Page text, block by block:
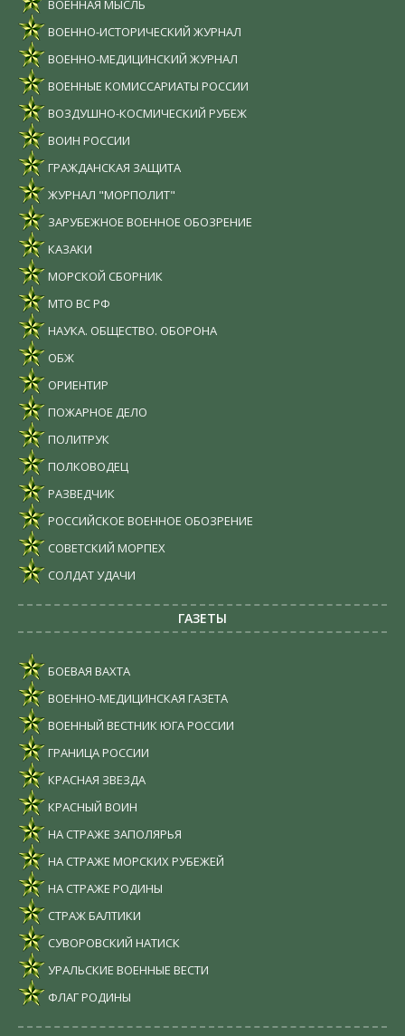
ВОЕННАЯ МЫСЛЬ
ВОЕННО-ИСТОРИЧЕСКИЙ ЖУРНАЛ
ВОЕННО-МЕДИЦИНСКИЙ ЖУРНАЛ
ВОЕННЫЕ КОМИССАРИАТЫ РОССИИ
ВОЗДУШНО-КОСМИЧЕСКИЙ РУБЕЖ
ВОИН РОССИИ
ГРАЖДАНСКАЯ ЗАЩИТА
ЖУРНАЛ "МОРПОЛИТ"
ЗАРУБЕЖНОЕ ВОЕННОЕ ОБОЗРЕНИЕ
КАЗАКИ
МОРСКОЙ СБОРНИК
МТО ВС РФ
НАУКА. ОБЩЕСТВО. ОБОРОНА
ОБЖ
ОРИЕНТИР
ПОЖАРНОЕ ДЕЛО
ПОЛИТРУК
ПОЛКОВОДЕЦ
РАЗВЕДЧИК
РОССИЙСКОЕ ВОЕННОЕ ОБОЗРЕНИЕ
СОВЕТСКИЙ МОРПЕХ
СОЛДАТ УДАЧИ
ГАЗЕТЫ
БОЕВАЯ ВАХТА
ВОЕННО-МЕДИЦИНСКАЯ ГАЗЕТА
ВОЕННЫЙ ВЕСТНИК ЮГА РОССИИ
ГРАНИЦА РОССИИ
КРАСНАЯ ЗВЕЗДА
КРАСНЫЙ ВОИН
НА СТРАЖЕ ЗАПОЛЯРЬЯ
НА СТРАЖЕ МОРСКИХ РУБЕЖЕЙ
НА СТРАЖЕ РОДИНЫ
СТРАЖ БАЛТИКИ
СУВОРОВСКИЙ НАТИСК
УРАЛЬСКИЕ ВОЕННЫЕ ВЕСТИ
ФЛАГ РОДИНЫ